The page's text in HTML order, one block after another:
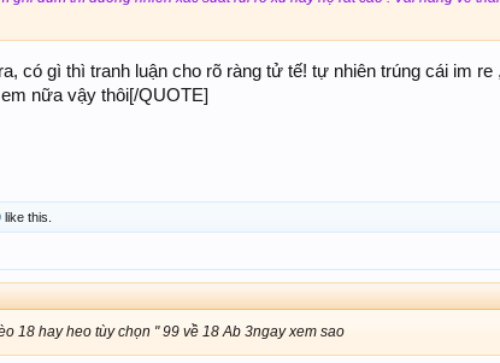
có gì thì tranh luận cho rõ ràng tử tế! tự nhiên trúng cái im
nữa vậy thôi[/QUOTE]
like this.
18 hay heo tùy chọn " 99 về 18 Ab 3ngay xem sao